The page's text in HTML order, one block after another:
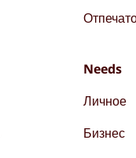
Needs
Личное
Бизнес